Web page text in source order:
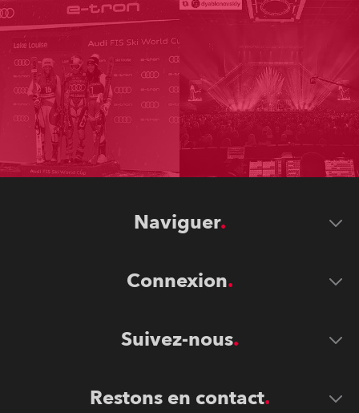
Naviguer
Connexion
Suivez-nous
Restons en contact